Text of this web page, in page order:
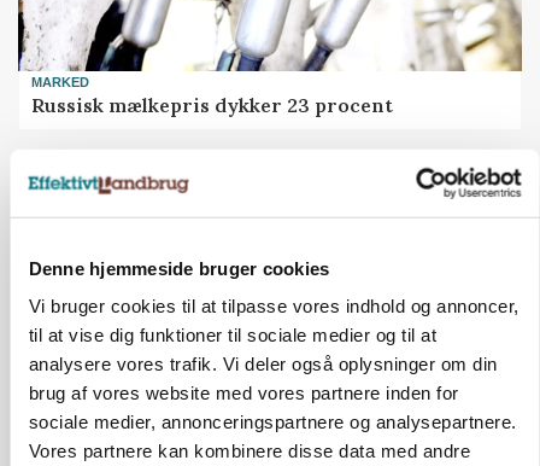
Denne hjemmeside bruger cookies
Vi bruger cookies til at tilpasse vores indhold og annoncer,
til at vise dig funktioner til sociale medier og til at
analysere vores trafik. Vi deler også oplysninger om din
brug af vores website med vores partnere inden for
sociale medier, annonceringspartnere og analysepartnere.
Vores partnere kan kombinere disse data med andre
MARKED
Russisk mælkepris dykker 23 procent